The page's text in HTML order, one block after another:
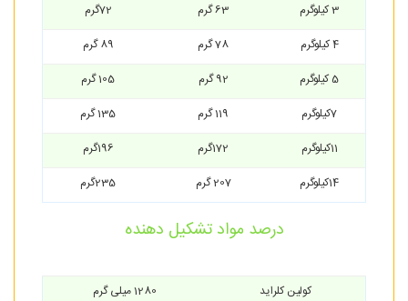
3 کیلوگرم
63 گرم
72گرم
4 کیلوگرم
78 گرم
89 گرم
5 کیلوگرم
92 گرم
105 گرم
7کیلوگرم
119 گرم
135 گرم
11کیلوگرم
172گرم
196گرم
14کیلوگرم
207 گرم 235گرم
درصد مواد تشکیل دهنده
کولین کلراید 1280 میلی گرم